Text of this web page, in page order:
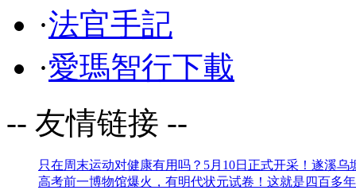
·法官手記
·愛瑪智行下載
-- 友情链接 --
只在周末运动对健康有用吗？ 5月10日正式开采！遂溪
高考前一博物馆爆火，有明代状元试卷！这就是四百多